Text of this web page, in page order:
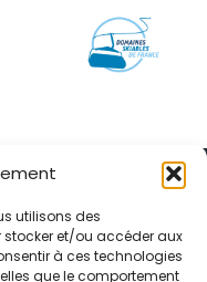
utilisons des
stocker et/ou accéder aux
à ces technologies
que le comportement
relations presse et de